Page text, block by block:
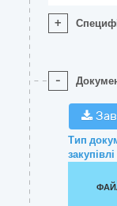
+
-
Тип
закупівлі